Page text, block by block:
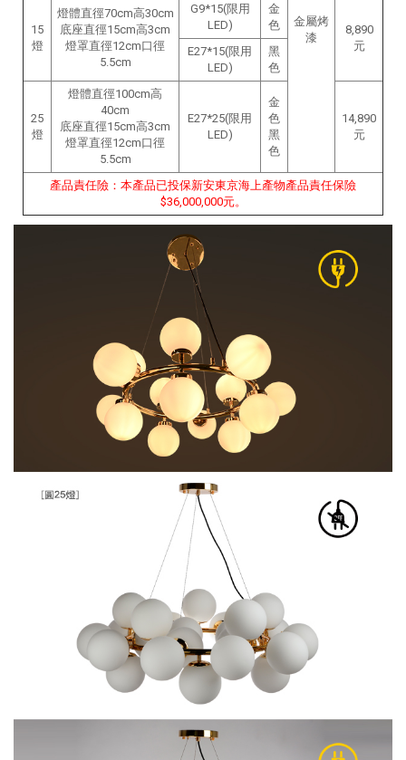
金屬烤
漆
15
燈
燈體直徑70cm高30cm
底座直徑15cm高3cm
燈罩直徑12cm口徑
5.5cm
G9*15(限用
LED)
金
色
8,890
元
E27*15(限用
LED)
黑
色
25
燈
燈體直徑100cm高
40cm
底座直徑15cm高3cm
燈罩直徑12cm口徑
5.5cm
E27*25(限用
LED)
金
色
黑
色
14,890
元
產品責任險：本產品已投保新安東京海上產物產品責任保險
$36,000,000元。